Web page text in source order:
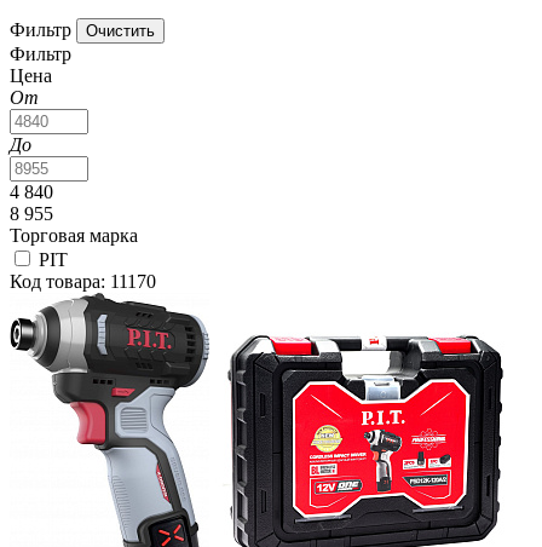
Фильтр
Фильтр
Цена
От
До
4 840
8 955
Торговая марка
PIT
Код товара: 11170